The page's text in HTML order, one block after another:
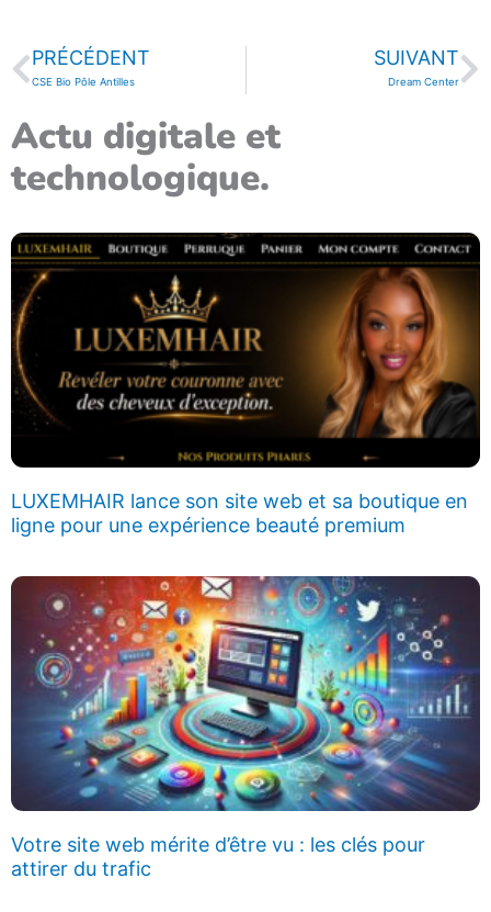
Précédent
PRÉCÉDENT
CSE Bio Pôle Antilles
SUIVANT
Dream Center
Actu digitale et
technologique.
LUXEMHAIR lance son site web et sa boutique en
ligne pour une expérience beauté premium
Votre site web mérite d’être vu : les clés pour
attirer du trafic